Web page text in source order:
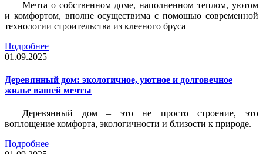
Мечта о собственном доме, наполненном теплом, уютом
и комфортом, вполне осуществима с помощью современной
технологии строительства из клееного бруса
Подробнее
01.09.2025
Деревянный дом: экологичное, уютное и долговечное
жилье вашей мечты
Деревянный дом – это не просто строение, это
воплощение комфорта, экологичности и близости к природе.
Подробнее